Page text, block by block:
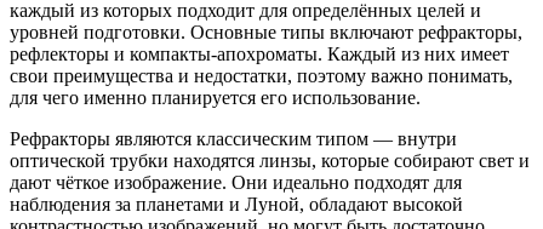
каждый из которых подходит для определённых целей и
уровней подготовки. Основные типы включают рефракторы,
рефлекторы и компакты-апохроматы. Каждый из них имеет
свои преимущества и недостатки, поэтому важно понимать,
для чего именно планируется его использование.
Рефракторы являются классическим типом — внутри
оптической трубки находятся линзы, которые собирают свет и
дают чёткое изображение. Они идеально подходят для
наблюдения за планетами и Луной, обладают высокой